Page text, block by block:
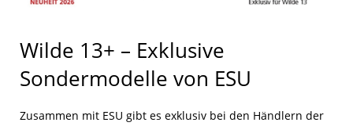
Wilde 13+ – Exklusive
Sondermodelle von ESU
Zusammen mit ESU gibt es exklusiv bei den Händlern der